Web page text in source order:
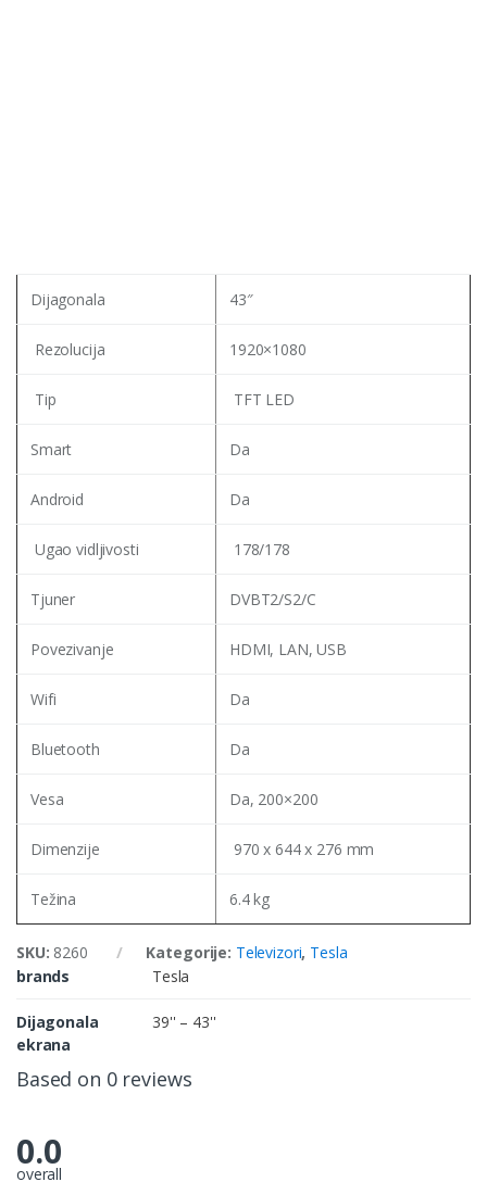
Dijagonala 43″
Rezolucija 1920×1080
Tip TFT LED
Smart Da
Android Da
Ugao vidljivosti 178/178
Tjuner DVBT2/S2/C
Povezivanje HDMI, LAN, USB
Wifi Da
Bluetooth Da
Vesa Da, 200×200
Dimenzije 970 x 644 x 276 mm
Težina 6.4 kg
SKU: 8260 Kategorije: Televizori, Tesla
brands
Tesla
Dijagonala
ekrana
39'' – 43''
Based on 0 reviews
0.0
overall